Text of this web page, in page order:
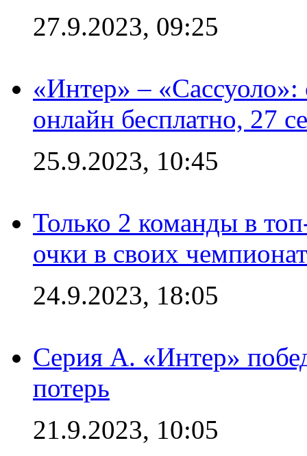
27.9.2023, 09:25
«Интер» –
онлайн бесплатно, 27
25.9.2023, 10:45
Только 2 команды в
очки в своих
24.9.2023, 18:05
Серия А. «Интер»
потерь
21.9.2023, 10:05